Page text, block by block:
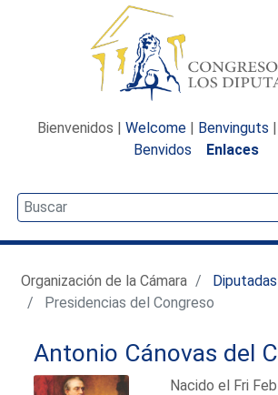
Bienvenidos | Welcome | Benvinguts |
Benvidos
Enlaces
Organización de la Cámara
Presidencias del Congreso
Antonio Cánovas del
Nacido el Fri